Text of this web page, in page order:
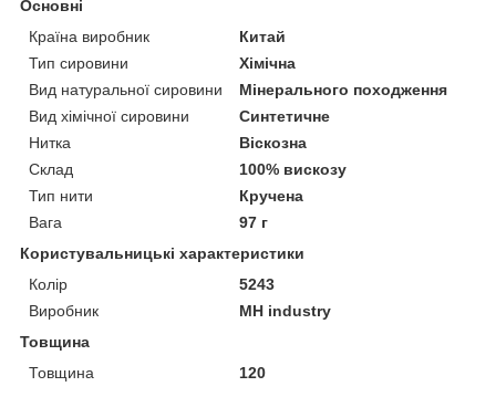
Основні
Країна виробник
Китай
Тип сировини
Хімічна
Вид натуральної сировини
Мінерального походження
Вид хімічної сировини
Синтетичне
Нитка
Віскозна
Склад
100% вискозу
Тип нити
Кручена
Вага
97 г
Користувальницькі характеристики
Колір
5243
Виробник
MH industry
Товщина
Товщина
120